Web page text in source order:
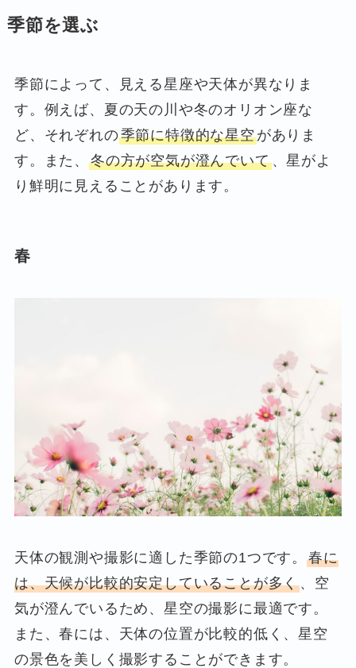
季節を選ぶ
季節によって、見える星座や天体が異なりま
す。例えば、夏の天の川や冬のオリオン座な
ど、それぞれの季節に特徴的な星空がありま
す。また、 冬の方が空気が澄んでいて、星がよ
り鮮明に見えることがあります。
春
天体の観測や撮影に適した季節の1つです。春に
は、天候が比較的安定していることが多く、空
気が澄んでいるため、星空の撮影に最適です。
また、春には、天体の位置が比較的低く、星空
の景色を美しく撮影することができます。